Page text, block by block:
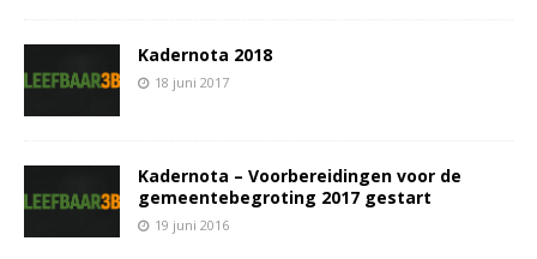
Kadernota 2018
18 juni 2017
Kadernota – Voorbereidingen voor de
gemeentebegroting 2017 gestart
19 juni 2016